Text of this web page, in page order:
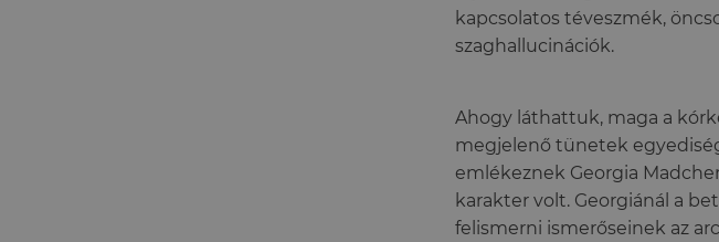
kapcsolatos téveszmék,
szaghallucinációk.
Ahogy láthattuk, maga a
megjelenő tünetek
emlékeznek Georgia
karakter volt. Georgiánál a
felismerni ismerőseinek az